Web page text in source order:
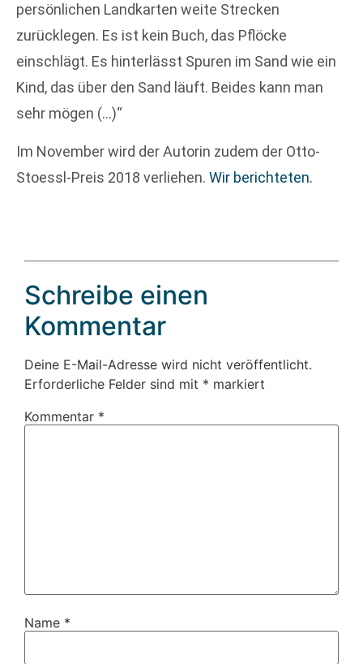
persönlichen Landkarten weite Strecken
zurücklegen. Es ist kein Buch, das Pflöcke
einschlägt. Es hinterlässt Spuren im Sand wie ein
Kind, das über den Sand läuft. Beides kann man
sehr mögen (…)“
Im November wird der Autorin zudem der Otto-
Stoessl-Preis 2018 verliehen. Wir berichteten.
Schreibe einen
Kommentar
Deine E-Mail-Adresse wird nicht veröffentlicht.
Erforderliche Felder sind mit * markiert
Kommentar *
Name *